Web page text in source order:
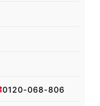
0120-068-806